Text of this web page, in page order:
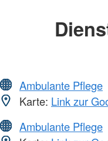
Ambulante Pflege
Karte: Link zur
Ambulante Pflege